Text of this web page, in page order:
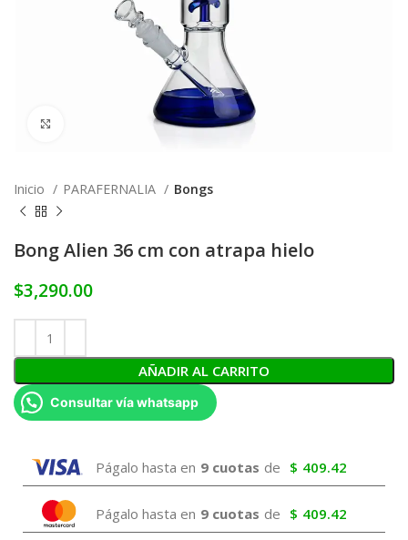
Click to enlarge
Inicio PARAFERNALIA Bongs
Bong Alien 36 cm con atrapa hielo
$3,290.00
AÑADIR AL CARRITO
Consultar vía whatsapp
Págalo hasta en 9 cuotas de $ 409.42
Págalo hasta en 9 cuotas de $ 409.42